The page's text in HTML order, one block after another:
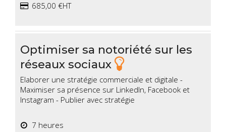
685,00 €HT
Optimiser sa notoriété sur les
réseaux sociaux
Elaborer une stratégie commerciale et digitale -
Maximiser sa présence sur Linkedln, Facebook et
Instagram - Publier avec stratégie
7 heures